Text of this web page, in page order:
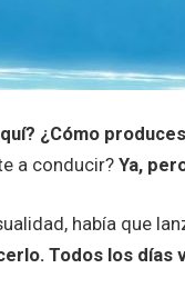
¿Cómo
a conducir? Ya,
había que
Todos los días